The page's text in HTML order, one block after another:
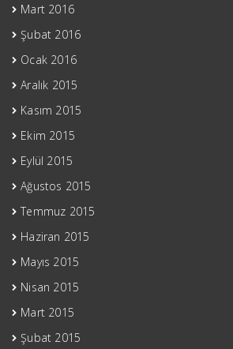
Mart 2016
Şubat 2016
Ocak 2016
Aralık 2015
Kasım 2015
Ekim 2015
Eylül 2015
Ağustos 2015
Temmuz 2015
Haziran 2015
Mayıs 2015
Nisan 2015
Mart 2015
Şubat 2015